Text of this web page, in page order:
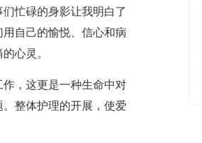
忙碌的身影让我明白了
自己的愉悦、信心和病
心灵。
，这更是一种生命中对
整体护理的开展，使爱